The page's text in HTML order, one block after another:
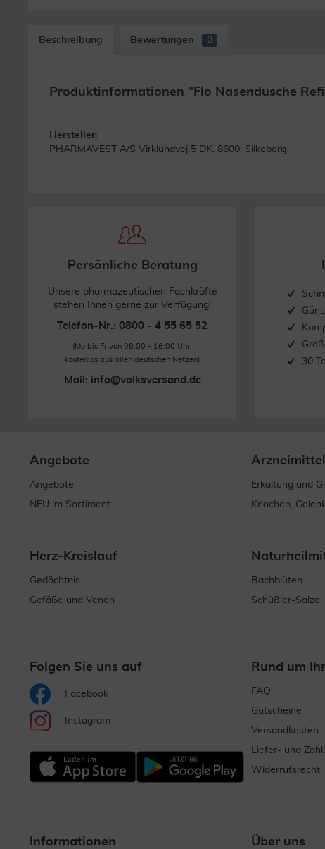
Beschreibung Bewertungen 0
Produktinformationen "Flo Nasendusche
Hersteller:
PHARMAVEST A/S Virklundvej 5 DK. 8600, Silkeborg
Persönliche Beratung
Unsere pharmazeutischen Fachkräfte
stehen Ihnen gerne zur Verfügung!
Telefon-Nr.: 0800 - 4 55 65 52
(Mo bis Fr von 08.00 - 16.00 Uhr,
kostenlos aus allen deutschen Netzen)
Mail: info@volksversand.de
30
Angebote
Angebote
NEU im Sortiment
Arzneimittel
Erkältung und
Knochen,
Herz-Kreislauf
Gedächtnis
Gefäße und Venen
Bachblüten
Schüßler-Salze
Folgen Sie uns auf
Facebook
Instagram
Rund um
FAQ
Gutscheine
Versandkosten
Liefer- und
Widerrufsrecht
Informationen Über uns